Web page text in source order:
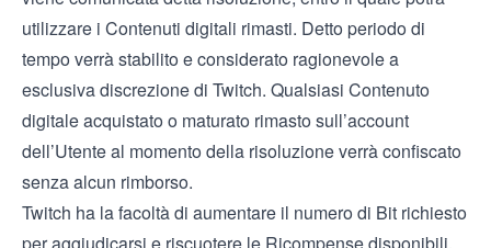
utilizzare i Contenuti digitali rimasti. Detto periodo di
tempo verrà stabilito e considerato ragionevole a
esclusiva discrezione di Twitch. Qualsiasi Contenuto
digitale acquistato o maturato rimasto sull’account
dell’Utente al momento della risoluzione verrà confiscato
senza alcun rimborso.
Twitch ha la facoltà di aumentare il numero di Bit richiesto